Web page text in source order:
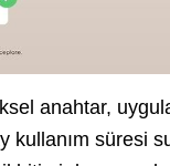
anahtar,
kullanım süresi